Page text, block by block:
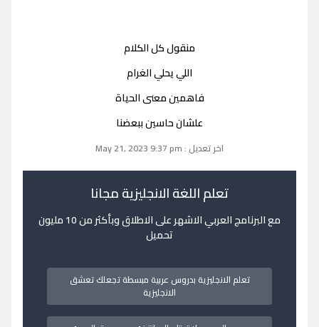
منقول كل الكلام
اللي يحلي الغرام
فاهمين معنى الحياة
علشان حاسين ببعضنا
اخر تعديل : May 21, 2023 9:37 pm
تعلم اللغة الانجليزية مجانا
مع البرنامج العربي الاشهر على الاطلاق وبأكثر من 10 مليون
تحميل
تعلم الانجليزية بدروس عربية مبسطة تجعلك تعشق
الانجليزية